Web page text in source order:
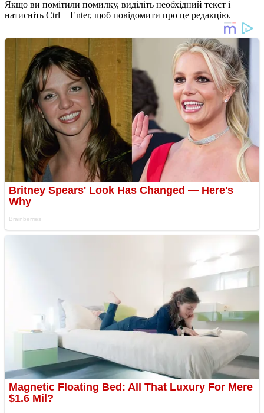
Якщо ви помітили помилку, виділіть необхідний текст і
натисніть Ctrl + Enter, щоб повідомити про це редакцію.